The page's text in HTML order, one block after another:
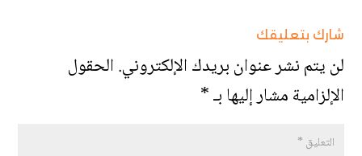
شارك بتعليقك
لن يتم نشر عنوان بريدك الإلكتروني.الحقول
الإلزامية مشار إليها بـ*